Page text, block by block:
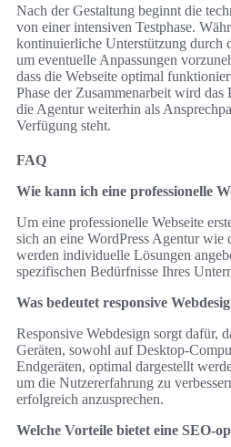
Nach der Gestaltung beginnt die
von einer intensiven Testphase.
kontinuierliche Unterstützung durch
um eventuelle Anpassungen
dass die Webseite optimal
Phase der Zusammenarbeit wird
die Agentur weiterhin als
Verfügung steht.
FAQ
Wie kann ich eine professionelle
Um eine professionelle Webseite
sich an eine WordPress Agentur
werden individuelle Lösungen
spezifischen Bedürfnisse Ihres
Was bedeutet responsive
Responsive Webdesign sorgt dafür,
Geräten, sowohl auf Desktop-
Endgeräten, optimal dargestellt
um die Nutzererfahrung zu
erfolgreich anzusprechen.
Welche Vorteile bietet eine SEO-